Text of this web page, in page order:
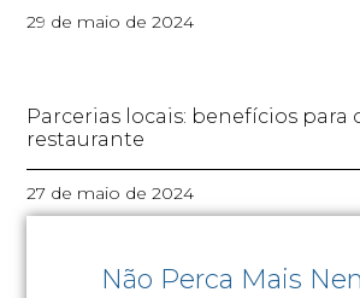
29 de maio de 2024
Parcerias locais: benefícios para
restaurante
27 de maio de 2024
Não Perca Mais